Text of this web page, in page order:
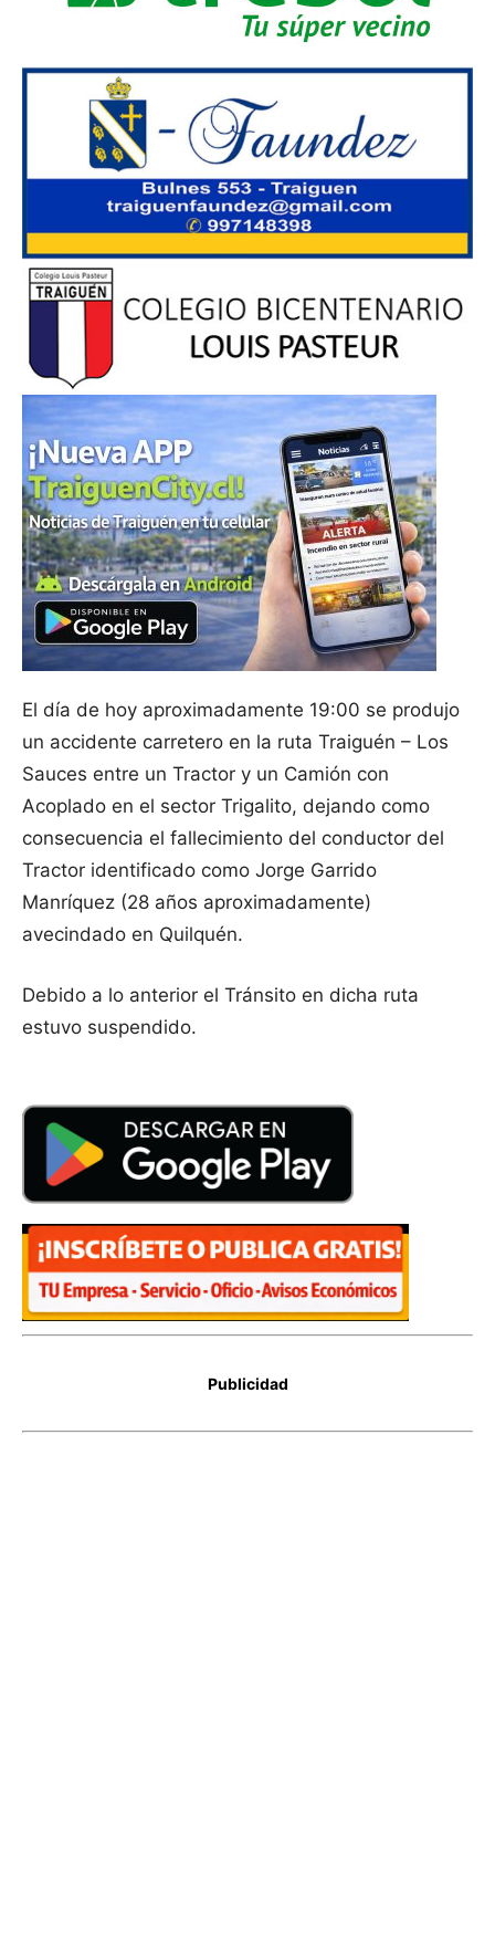
El día de hoy aproximadamente 19:00 se produjo
un accidente carretero en la ruta Traiguén – Los
Sauces entre un Tractor y un Camión con
Acoplado en el sector Trigalito, dejando como
consecuencia el fallecimiento del conductor del
Tractor identificado como Jorge Garrido
Manríquez (28 años aproximadamente)
avecindado en Quilquén.
Debido a lo anterior el Tránsito en dicha ruta
estuvo suspendido.
Publicidad